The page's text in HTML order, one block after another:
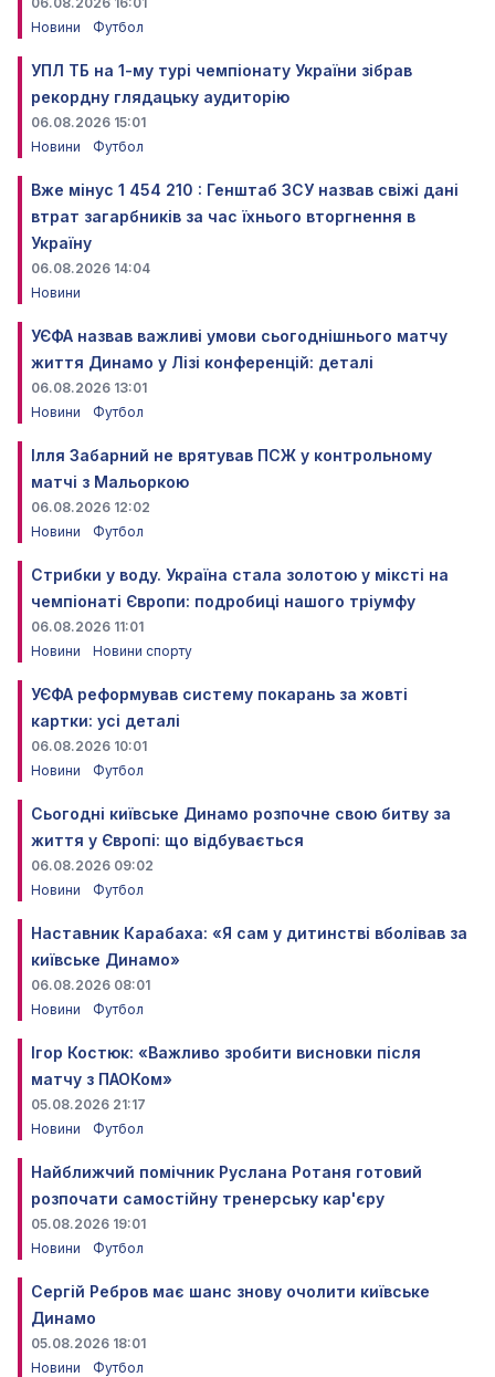
Новини
Футбол
УПЛ ТБ на 1-му турі чемпіонату України зібрав
рекордну глядацьку аудиторію
06.08.2026 15:01
Новини
Футбол
Вже мінус 1 454 210 : Генштаб ЗСУ назвав свіжі дані
втрат загарбників за час їхнього вторгнення в
Україну
06.08.2026 14:04
Новини
УЄФА назвав важливі умови сьогоднішнього матчу
життя Динамо у Лізі конференцій: деталі
06.08.2026 13:01
Новини
Футбол
Ілля Забарний не врятував ПСЖ у контрольному
матчі з Мальоркою
06.08.2026 12:02
Новини
Футбол
Стрибки у воду. Україна стала золотою у міксті на
чемпіонаті Європи: подробиці нашого тріумфу
06.08.2026 11:01
Новини
Новини спорту
УЄФА реформував систему покарань за жовті
картки: усі деталі
06.08.2026 10:01
Новини
Футбол
Сьогодні київське Динамо розпочне свою битву за
життя у Європі: що відбувається
06.08.2026 09:02
Новини
Футбол
Наставник Карабаха: «Я сам у дитинстві вболівав за
київське Динамо»
06.08.2026 08:01
Новини
Футбол
Ігор Костюк: «Важливо зробити висновки після
матчу з ПАОКом»
05.08.2026 21:17
Новини
Футбол
Найближчий помічник Руслана Ротаня готовий
розпочати самостійну тренерську кар'єру
05.08.2026 19:01
Новини
Футбол
Сергій Ребров має шанс знову очолити київське
Динамо
05.08.2026 18:01
Новини
Футбол